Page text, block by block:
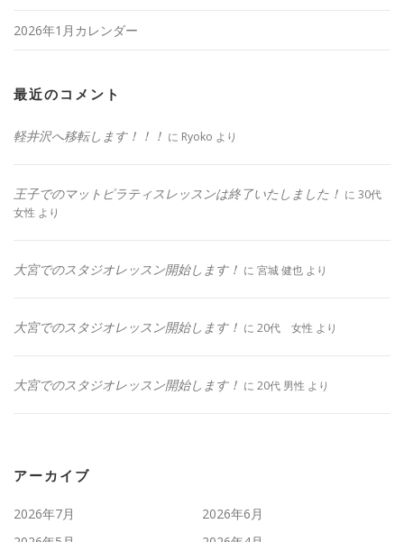
2026年1月カレンダー
最近のコメント
軽井沢へ移転します！！！ に Ryoko より
王子でのマットピラティスレッスンは終了いたしました！ に 30代
女性 より
大宮でのスタジオレッスン開始します！ に 宮城 健也 より
大宮でのスタジオレッスン開始します！ に 20代 女性 より
大宮でのスタジオレッスン開始します！ に 20代 男性 より
アーカイブ
2026年7月
2026年6月